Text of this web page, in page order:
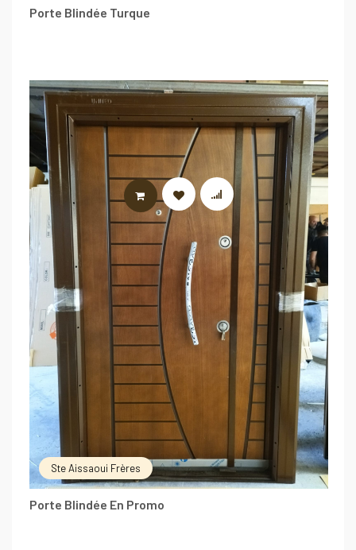
Porte Blindée Turque
Ste Aissaoui Frères
Porte Blindée En Promo
LIRE LA SUITE